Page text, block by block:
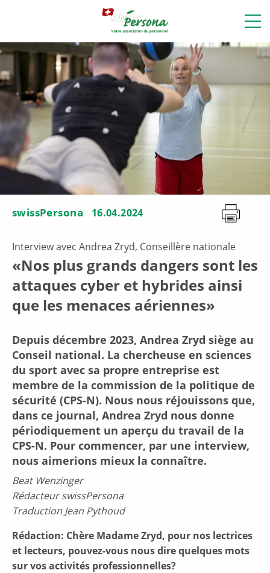
swissPersona 16.04.2024
Interview avec Andrea Zryd, Conseillère nationale
«Nos plus grands dangers sont les
attaques cyber et hybrides ainsi
que les menaces aériennes»
Depuis décembre 2023, Andrea Zryd siège au
Conseil national. La chercheuse en sciences
du sport avec sa propre entreprise est
membre de la commission de la politique de
sécurité (CPS-N). Nous nous réjouissons que,
dans ce journal, Andrea Zryd nous donne
périodiquement un aperçu du travail de la
CPS-N. Pour commencer, par une interview,
nous aimerions mieux la connaître.
Beat Wenzinger
Rédacteur swissPersona
Traduction Jean Pythoud
Rédaction: Chère Madame Zryd, pour nos lectrices
et lecteurs, pouvez-vous nous dire quelques mots
sur vos activités professionnelles?